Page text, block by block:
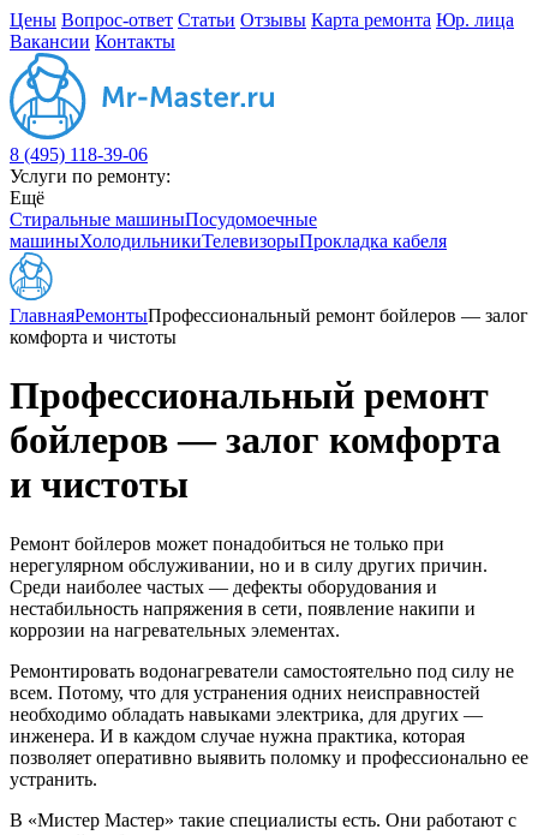
Цены Вопрос-ответ Статьи Отзывы Карта ремонта Юр. лица
Вакансии Контакты
8 (495) 118-39-06
Услуги по ремонту:
Ещё
Стиральные машиныПосудомоечные
машиныХолодильникиТелевизорыПрокладка кабеля
ГлавнаяРемонтыПрофессиональный ремонт бойлеров — залог
комфорта и чистоты
Профессиональный ремонт
бойлеров — залог комфорта
и чистоты
Ремонт бойлеров может понадобиться не только при
нерегулярном обслуживании, но и в силу других причин.
Среди наиболее частых — дефекты оборудования и
нестабильность напряжения в сети, появление накипи и
коррозии на нагревательных элементах.
Ремонтировать водонагреватели самостоятельно под силу не
всем. Потому, что для устранения одних неисправностей
необходимо обладать навыками электрика, для других —
инженера. И в каждом случае нужна практика, которая
позволяет оперативно выявить поломку и профессионально ее
устранить.
В «Мистер Мастер» такие специалисты есть. Они работают с